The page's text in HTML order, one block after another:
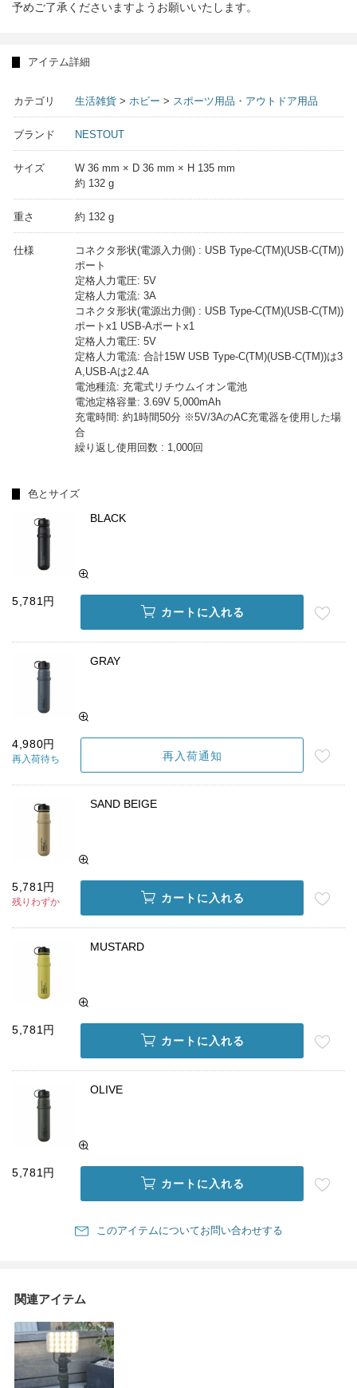
予めご了承くださいますようお願いいたします。
アイテム詳細
カテゴリ 生活雑貨 > ホビー > スポーツ用品・アウトドア用品
ブランド NESTOUT
サイズ
W 36 mm × D 36 mm × H 135 mm
約 132 g
重さ 約 132 g
仕様
コネクタ形状(電源入力側) : USB Type-C(TM)(USB-C(TM))
ポート
定格人力電圧: 5V
定格人力電流: 3A
コネクタ形状(電源出力側) : USB Type-C(TM)(USB-C(TM))
ポートx1 USB-Aポートx1
定格人力電圧: 5V
定格人力電流: 合計15W USB Type-C(TM)(USB-C(TM))は3
A,USB-Aは2.4A
電池種流: 充電式リチウムイオン電池
電池定格容量: 3.69V 5,000mAh
充電時間: 約1時間50分 ※5V/3AのAC充電器を使用した場
合
繰り返し使用回数 : 1,000回
色とサイズ
BLACK
5,781円
カートに入れる
GRAY
4,980円
再入荷待ち 再入荷通知
SAND BEIGE
5,781円
残りわずか カートに入れる
MUSTARD
5,781円
カートに入れる
OLIVE
5,781円
カートに入れる
このアイテムについてお問い合わせする
関連アイテム